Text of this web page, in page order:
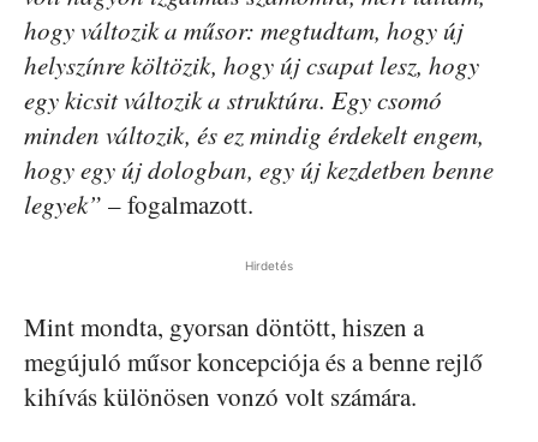
hogy változik a műsor: megtudtam, hogy új
helyszínre költözik, hogy új csapat lesz, hogy
egy kicsit változik a struktúra. Egy csomó
minden változik, és ez mindig érdekelt engem,
hogy egy új dologban, egy új kezdetben benne
legyek” – fogalmazott.
Hirdetés
Mint mondta, gyorsan döntött, hiszen a
megújuló műsor koncepciója és a benne rejlő
kihívás különösen vonzó volt számára.